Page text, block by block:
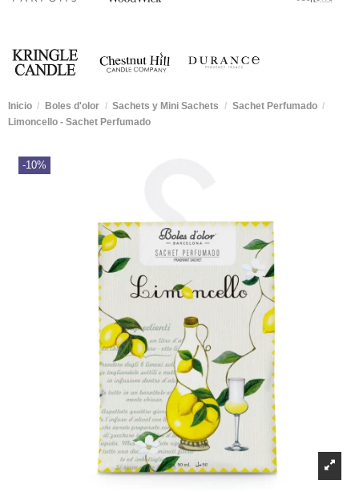
Inicio Boles d'olor Sachets y Mini Sachets
Sachet Perfumado
Limoncello - Sachet Perfumado
-10%